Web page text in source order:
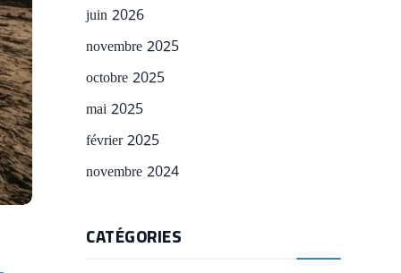
juin 2026
novembre 2025
octobre 2025
mai 2025
février 2025
novembre 2024
CATÉGORIES